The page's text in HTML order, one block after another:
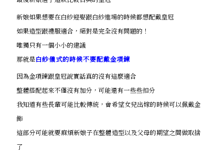
新娘如果想要在白紗迎娶跟白紗進場的時候都想配戴皇冠
如果造型跟禮服適合，絕對是完全沒有問題的！
唯獨只有一個小小的建議
那就是白紗儀式的時候不要配戴金項鍊
因為金項鍊跟皇冠說實話真的沒有這麼適合
整體搭配起來不僅沒有加分，可能還有一些些扣分
我知道有些長輩可能比較傳統，會希望女兒出嫁的時候可以佩戴金
飾
這部分可能就要麻煩新娘子在整體造型以及父母的期望之間做取捨
了